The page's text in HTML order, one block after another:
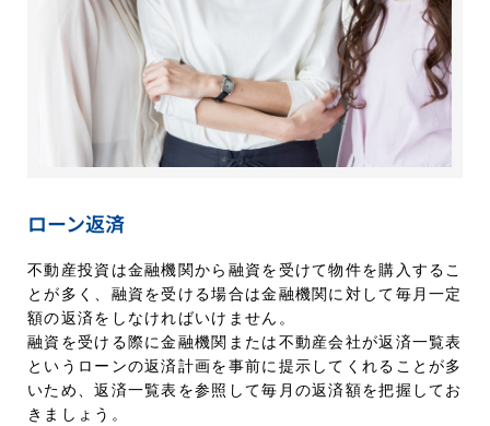
ローン返済
不動産投資は金融機関から融資を受けて物件を購入するこ
とが多く、融資を受ける場合は金融機関に対して毎月一定
額の返済をしなければいけません。
融資を受ける際に金融機関または不動産会社が返済一覧表
というローンの返済計画を事前に提示してくれることが多
いため、返済一覧表を参照して毎月の返済額を把握してお
きましょう。